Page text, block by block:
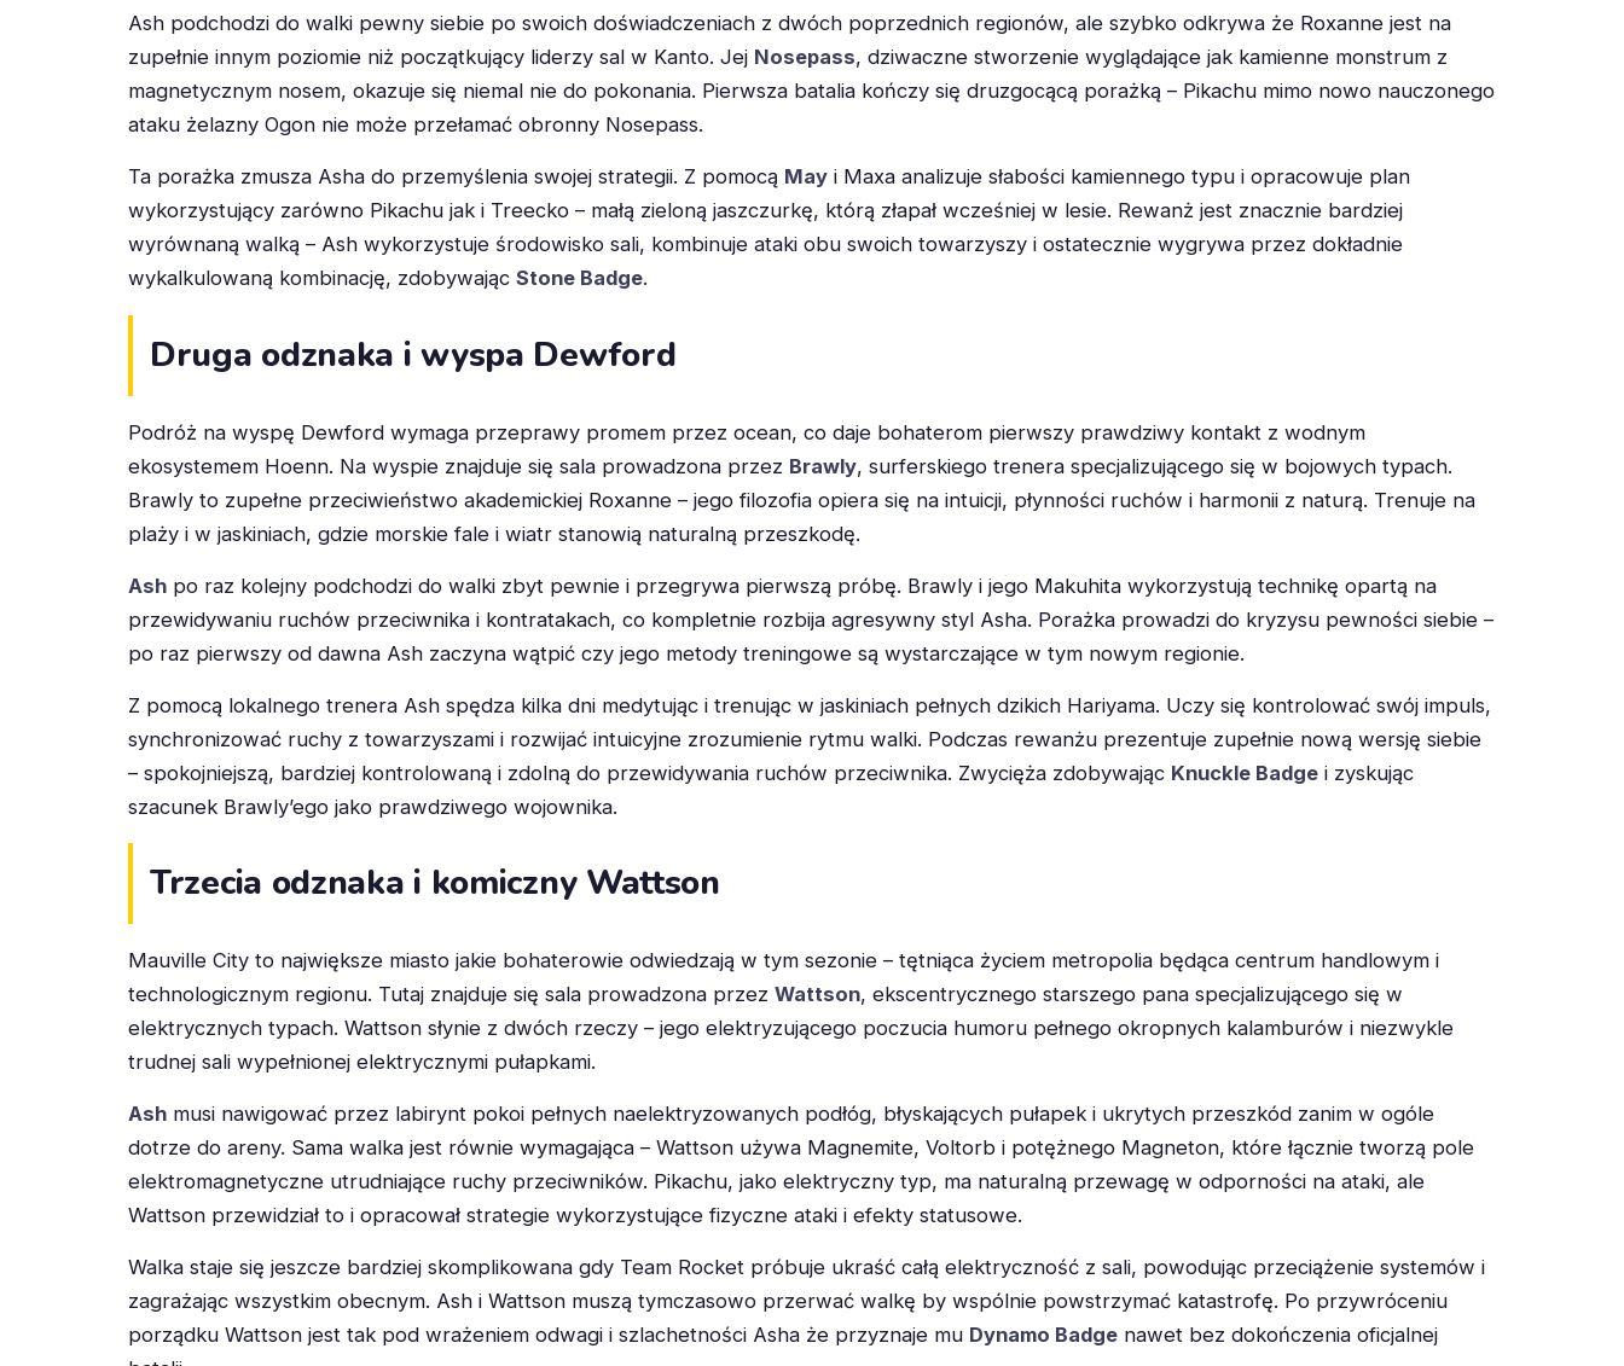
Ash podchodzi do walki pewny siebie po swoich doświadczeniach z dwóch poprzednich regionów, ale szybko odkrywa że Roxanne jest na
zupełnie innym poziomie niż początkujący liderzy sal w Kanto. Jej Nosepass, dziwaczne stworzenie wyglądające jak kamienne monstrum z
magnetycznym nosem, okazuje się niemal nie do pokonania. Pierwsza batalia kończy się druzgocącą porażką – Pikachu mimo nowo nauczonego
ataku żelazny Ogon nie może przełamać obronny Nosepass.
Ta porażka zmusza Asha do przemyślenia swojej strategii. Z pomocą May i Maxa analizuje słabości kamiennego typu i opracowuje plan
wykorzystujący zarówno Pikachu jak i Treecko – małą zieloną jaszczurkę, którą złapał wcześniej w lesie. Rewanż jest znacznie bardziej
wyrównaną walką – Ash wykorzystuje środowisko sali, kombinuje ataki obu swoich towarzyszy i ostatecznie wygrywa przez dokładnie
wykalkulowaną kombinację, zdobywając Stone Badge.
Druga odznaka i wyspa Dewford
Podróż na wyspę Dewford wymaga przeprawy promem przez ocean, co daje bohaterom pierwszy prawdziwy kontakt z wodnym
ekosystemem Hoenn. Na wyspie znajduje się sala prowadzona przez Brawly, surferskiego trenera specjalizującego się w bojowych typach.
Brawly to zupełne przeciwieństwo akademickiej Roxanne – jego filozofia opiera się na intuicji, płynności ruchów i harmonii z naturą. Trenuje na
plaży i w jaskiniach, gdzie morskie fale i wiatr stanowią naturalną przeszkodę.
Ash po raz kolejny podchodzi do walki zbyt pewnie i przegrywa pierwszą próbę. Brawly i jego Makuhita wykorzystują technikę opartą na
przewidywaniu ruchów przeciwnika i kontratakach, co kompletnie rozbija agresywny styl Asha. Porażka prowadzi do kryzysu pewności siebie –
po raz pierwszy od dawna Ash zaczyna wątpić czy jego metody treningowe są wystarczające w tym nowym regionie.
Z pomocą lokalnego trenera Ash spędza kilka dni medytując i trenując w jaskiniach pełnych dzikich Hariyama. Uczy się kontrolować swój impuls,
synchronizować ruchy z towarzyszami i rozwijać intuicyjne zrozumienie rytmu walki. Podczas rewanżu prezentuje zupełnie nową wersję siebie
– spokojniejszą, bardziej kontrolowaną i zdolną do przewidywania ruchów przeciwnika. Zwycięża zdobywając Knuckle Badge i zyskując
szacunek Brawly’ego jako prawdziwego wojownika.
Trzecia odznaka i komiczny Wattson
Mauville City to największe miasto jakie bohaterowie odwiedzają w tym sezonie – tętniąca życiem metropolia będąca centrum handlowym i
technologicznym regionu. Tutaj znajduje się sala prowadzona przez Wattson, ekscentrycznego starszego pana specjalizującego się w
elektrycznych typach. Wattson słynie z dwóch rzeczy – jego elektryzującego poczucia humoru pełnego okropnych kalamburów i niezwykle
trudnej sali wypełnionej elektrycznymi pułapkami.
Ash musi nawigować przez labirynt pokoi pełnych naelektryzowanych podłóg, błyskających pułapek i ukrytych przeszkód zanim w ogóle
dotrze do areny. Sama walka jest równie wymagająca – Wattson używa Magnemite, Voltorb i potężnego Magneton, które łącznie tworzą pole
elektromagnetyczne utrudniające ruchy przeciwników. Pikachu, jako elektryczny typ, ma naturalną przewagę w odporności na ataki, ale
Wattson przewidział to i opracował strategie wykorzystujące fizyczne ataki i efekty statusowe.
Walka staje się jeszcze bardziej skomplikowana gdy Team Rocket próbuje ukraść całą elektryczność z sali, powodując przeciążenie systemów i
zagrażając wszystkim obecnym. Ash i Wattson muszą tymczasowo przerwać walkę by wspólnie powstrzymać katastrofę. Po przywróceniu
porządku Wattson jest tak pod wrażeniem odwagi i szlachetności Asha że przyznaje mu Dynamo Badge nawet bez dokończenia oficjalnej